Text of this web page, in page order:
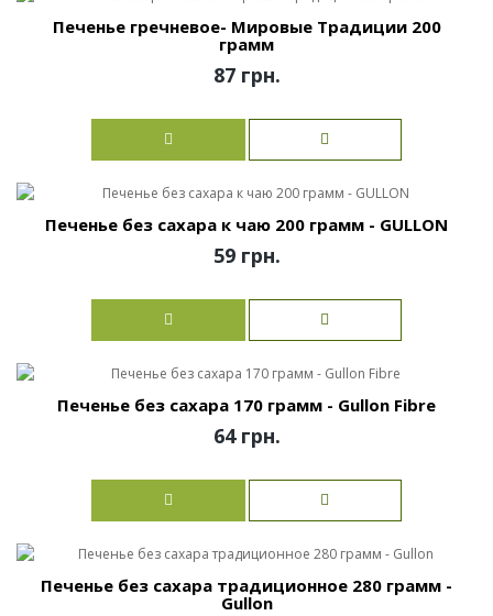
Печенье гречневое- Мировые Традиции 200
грамм
87 грн.
Печенье без сахара к чаю 200 грамм - GULLON
59 грн.
Печенье без сахара 170 грамм - Gullon Fibre
64 грн.
Печенье без сахара традиционное 280 грамм -
Gullon